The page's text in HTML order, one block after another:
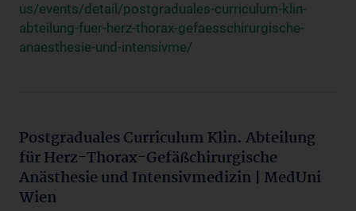
us/events/detail/postgraduales-curriculum-klin-
abteilung-fuer-herz-thorax-gefaesschirurgische-
anaesthesie-und-intensivme/
Postgraduales Curriculum Klin. Abteilung
für Herz-Thorax-Gefäßchirurgische
Anästhesie und Intensivmedizin | MedUni
Wien